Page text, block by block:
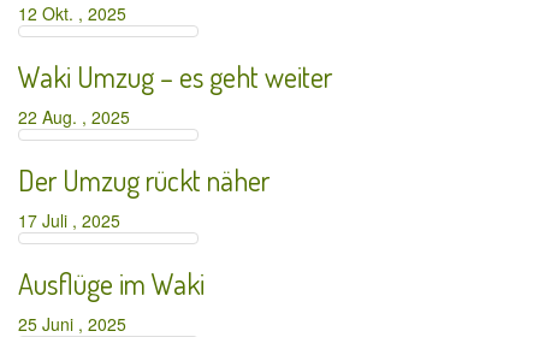
12 Okt. , 2025
Waki Umzug – es geht weiter
22 Aug. , 2025
Der Umzug rückt näher
17 Juli , 2025
Ausflüge im Waki
25 Juni , 2025